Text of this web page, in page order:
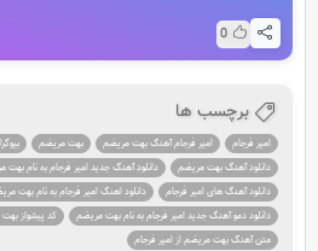
0
برچسب ها
امیر فرجام امیر فرجام آهنگ بهت مریضم بهت مریضم
دانلود آهنگ بهت مریضم
دانلود آهنگ جدید امیر فرجام به نام بهت
دانلود آهنگ های امیر فرجام
دانلود اهنگ امیر فرجام به نام بهت
دانلود دمو آهنگ جدید امیر فرجام به نام بهت مریضم
کد پیشواز بهت
متن آهنگ بهت مریضم از امیر فرجام